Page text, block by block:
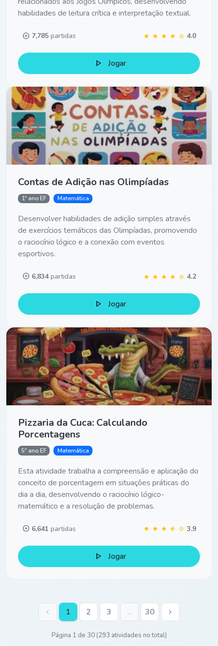
habilidades de leitura crítica e interpretação textual.
play_circle 7,785 partidas star star star star star 4.0
play_arrow Jogar
Contas de Adição nas Olimpíadas
1º ano EF Matemática
Desenvolver habilidades de adição simples através
de exercícios temáticos das Olimpíadas, promovendo
o raciocínio lógico e a conexão com eventos
esportivos.
play_circle 6,834partidas star star star star star 4.2
play_arrow Jogar
Pizzaria da Cuca: Calculando
Porcentagens
5º ano EF Matemática
Esta atividade trabalha a compreensão e aplicação do
conceito de porcentagem em situações práticas do
dia a dia, desenvolvendo o raciocínio lógico-
matemático e a resolução de problemas.
play_circle 6,641 partidas star star star star_half star 3.9
play_arrow Jogar
chevron_left 1 2 3 ... 30 chevron_right
Página 1 de 30 (293 atividades no total)